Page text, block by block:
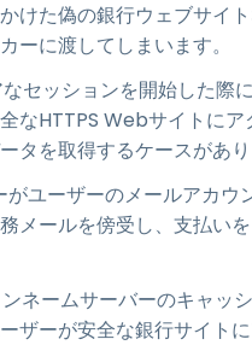
けた偽の銀行ウェブサイ
ーに渡してしまいます。
セッションを開始した際
なHTTPS Webサイトに
タを取得するケースがあり
がユーザーのメールアカ
メールを傍受し、支払い
ネームサーバーのキャッ
ザーが安全な銀行サイト